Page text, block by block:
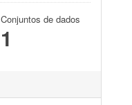
Conjuntos de dados
1